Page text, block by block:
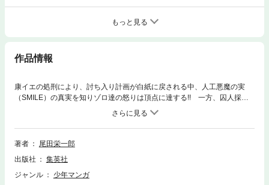
もっと見る
作品情報
康イエの処刑により、討ち入り計画が白紙に戻される中、人工悪魔の実
（SMILE）の真実を知りゾロ達の怒りは頂点に達する!! 一方、囚人採掘
場のルフィ達に更なる脅威が…!? “ひとつなぎの大秘宝”を巡る海洋冒険
著者
尾田栄一郎
出版社
集英社
ジャンル
少年マンガ